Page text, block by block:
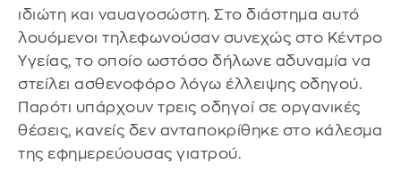
ιδιώτη και ναυαγοσώστη. Στο διάστημα αυτό
λουόμενοι τηλεφωνούσαν συνεχώς στο Κέντρο
Υγείας, το οποίο ωστόσο δήλωνε αδυναμία να
στείλει ασθενοφόρο λόγω έλλειψης οδηγού.
Παρότι υπάρχουν τρεις οδηγοί σε οργανικές
θέσεις, κανείς δεν ανταποκρίθηκε στο κάλεσμα
της εφημερεύουσας γιατρού.